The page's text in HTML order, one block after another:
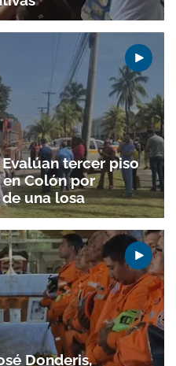
a nuestro boletín.
ACEPTAR
tercer piso
Colón por
una losa
Donderis,